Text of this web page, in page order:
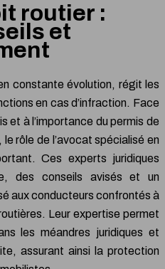
routier :
et
constante évolution, régit les
en cas d’infraction. Face
et à l’importance du permis de
rôle de l’avocat spécialisé en
Ces experts juridiques
des conseils avisés et un
aux conducteurs confrontés à
Leur expertise permet
les méandres juridiques et
assurant ainsi la protection